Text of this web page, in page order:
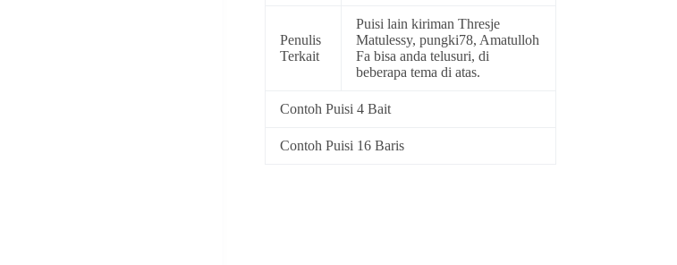
Penulis
Terkait
Puisi lain kiriman Thresje
Matulessy, pungki78, Amatulloh
Fa bisa anda telusuri, di
beberapa tema di atas.
Contoh Puisi 4 Bait
Contoh Puisi 16 Baris